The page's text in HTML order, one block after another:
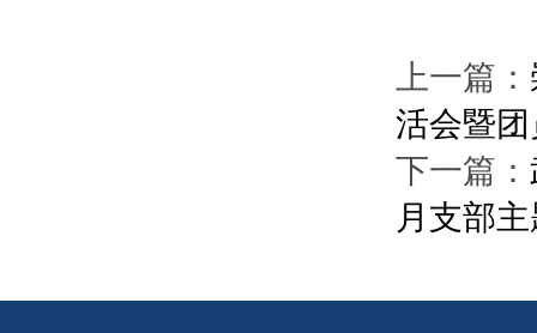
上一篇：
活会暨
下一篇：
月支部